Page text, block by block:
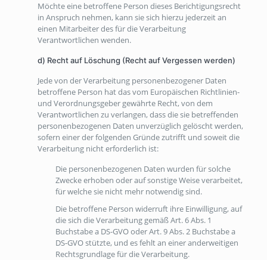
Möchte eine betroffene Person dieses Berichtigungsrecht
in Anspruch nehmen, kann sie sich hierzu jederzeit an
einen Mitarbeiter des für die Verarbeitung
Verantwortlichen wenden.
d) Recht auf Löschung (Recht auf Vergessen werden)
Jede von der Verarbeitung personenbezogener Daten
betroffene Person hat das vom Europäischen Richtlinien-
und Verordnungsgeber gewährte Recht, von dem
Verantwortlichen zu verlangen, dass die sie betreffenden
personenbezogenen Daten unverzüglich gelöscht werden,
sofern einer der folgenden Gründe zutrifft und soweit die
Verarbeitung nicht erforderlich ist:
Die personenbezogenen Daten wurden für solche
Zwecke erhoben oder auf sonstige Weise verarbeitet,
für welche sie nicht mehr notwendig sind.
Die betroffene Person widerruft ihre Einwilligung, auf
die sich die Verarbeitung gemäß Art. 6 Abs. 1
Buchstabe a DS-GVO oder Art. 9 Abs. 2 Buchstabe a
DS-GVO stützte, und es fehlt an einer anderweitigen
Rechtsgrundlage für die Verarbeitung.